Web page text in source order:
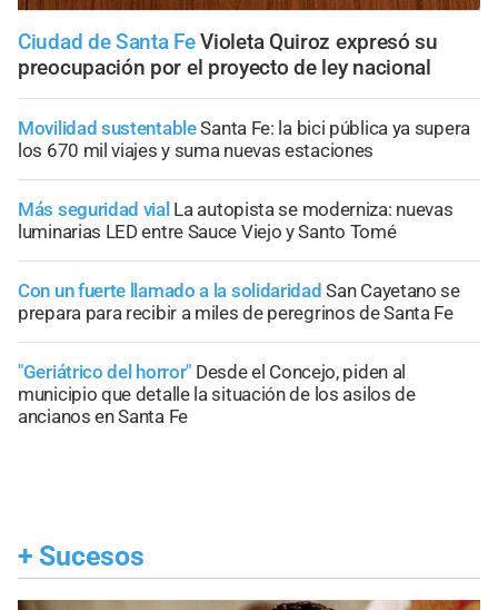
Ciudad de Santa Fe Violeta Quiroz expresó su
preocupación por el proyecto de ley nacional
Movilidad sustentableSanta Fe: la bici pública ya supera
los 670 mil viajes y suma nuevas estaciones
Más seguridad vial La autopista se moderniza: nuevas
luminarias LED entre Sauce Viejo y Santo Tomé
Con un fuerte llamado a la solidaridad San Cayetano se
prepara para recibir a miles de peregrinos de Santa Fe
"Geriátrico del horror" Desde el Concejo, piden al
municipio que detalle la situación de los asilos de
ancianos en Santa Fe
+ Sucesos